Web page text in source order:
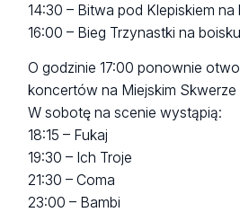
14:30 – Bitwa pod Klepiskiem na
16:00 – Bieg Trzynastki na
O godzinie 17:00 ponownie
koncertów na Miejskim Skwerze
W sobotę na scenie wystąpią:
18:15 – Fukaj
19:30 – Ich Troje
21:30 – Coma
23:00 – Bambi